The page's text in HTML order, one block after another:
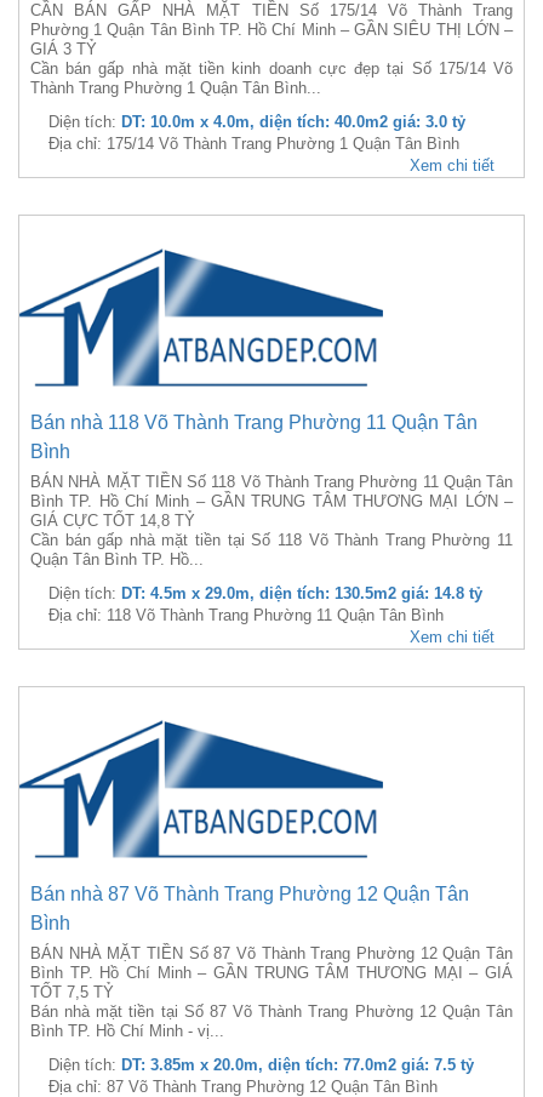
CẦN BÁN GẤP NHÀ MẶT TIỀN Số 175/14 Võ Thành Trang
Phường 1 Quận Tân Bình TP. Hồ Chí Minh – GẦN SIÊU THỊ LỚN –
GIÁ 3 TỶ
Cần bán gấp nhà mặt tiền kinh doanh cực đẹp tại Số 175/14 Võ
Thành Trang Phường 1 Quận Tân Bình...
Diện tích: DT: 10.0m x 4.0m, diện tích: 40.0m2 giá: 3.0 tỷ
Địa chỉ: 175/14 Võ Thành Trang Phường 1 Quận Tân Bình
Xem chi tiết
Bán nhà 118 Võ Thành Trang Phường 11 Quận Tân
Bình
BÁN NHÀ MẶT TIỀN Số 118 Võ Thành Trang Phường 11 Quận Tân
Bình TP. Hồ Chí Minh – GẦN TRUNG TÂM THƯƠNG MẠI LỚN –
GIÁ CỰC TỐT 14,8 TỶ
Cần bán gấp nhà mặt tiền tại Số 118 Võ Thành Trang Phường 11
Quận Tân Bình TP. Hồ...
Diện tích: DT: 4.5m x 29.0m, diện tích: 130.5m2 giá: 14.8 tỷ
Địa chỉ: 118 Võ Thành Trang Phường 11 Quận Tân Bình
Xem chi tiết
Bán nhà 87 Võ Thành Trang Phường 12 Quận Tân
Bình
BÁN NHÀ MẶT TIỀN Số 87 Võ Thành Trang Phường 12 Quận Tân
Bình TP. Hồ Chí Minh – GẦN TRUNG TÂM THƯƠNG MẠI – GIÁ
TỐT 7,5 TỶ
Bán nhà mặt tiền tại Số 87 Võ Thành Trang Phường 12 Quận Tân
Bình TP. Hồ Chí Minh - vị...
Diện tích: DT: 3.85m x 20.0m, diện tích: 77.0m2 giá: 7.5 tỷ
Địa chỉ: 87 Võ Thành Trang Phường 12 Quận Tân Bình